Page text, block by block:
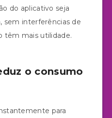
do aplicativo seja
sem interferências de
têm mais utilidade.
o consumo
para